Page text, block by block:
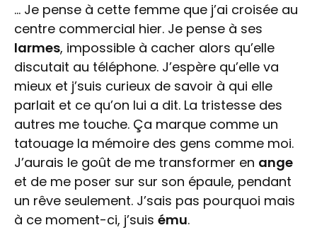
… Je pense à cette femme que j’ai croisée au
centre commercial hier. Je pense à ses
larmes, impossible à cacher alors qu’elle
discutait au téléphone. J’espère qu’elle va
mieux et j’suis curieux de savoir à qui elle
parlait et ce qu’on lui a dit. La tristesse des
autres me touche. Ça marque comme un
tatouage la mémoire des gens comme moi.
J’aurais le goût de me transformer en ange
et de me poser sur sur son épaule, pendant
un rêve seulement. J’sais pas pourquoi mais
à ce moment-ci, j’suis ému.